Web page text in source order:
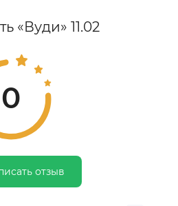
«Вуди» 11.02
0
отзыв